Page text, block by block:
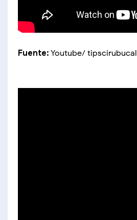
Fuente: Youtube/ tipscirubucal